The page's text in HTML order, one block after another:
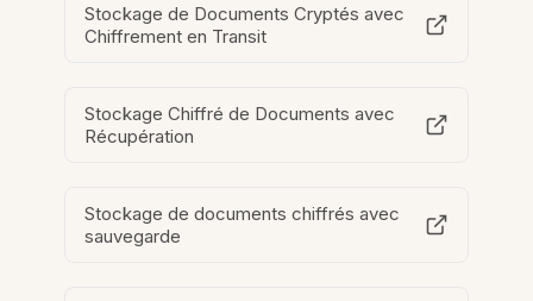
Stockage de Documents Cryptés avec
Chiffrement en Transit
Stockage Chiffré de Documents avec
Récupération
Stockage de documents chiffrés avec
sauvegarde